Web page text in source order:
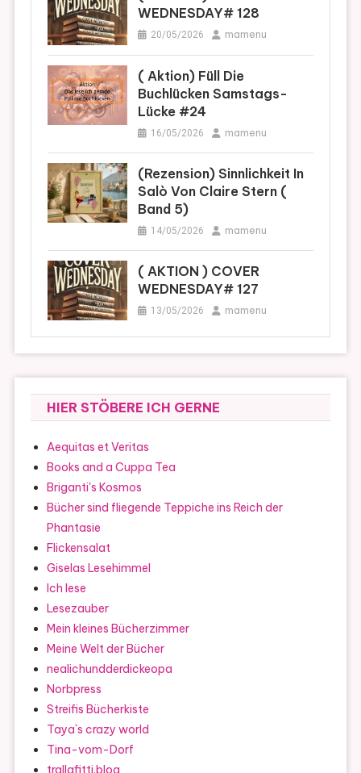
WEDNESDAY# 128
20/05/2026 mamenu
( Aktion) Füll Die
Buchlücken Samstags-
Lücke #24
16/05/2026 mamenu
(Rezension) Sinnlichkeit In
Salò Von Claire Stern (
Band 5)
14/05/2026 mamenu
( AKTION ) COVER
WEDNESDAY# 127
13/05/2026 mamenu
HIER STÖBERE ICH GERNE
Aequitas et Veritas
Books and a Cuppa Tea
Briganti's Kosmos
Bücher sind fliegende Teppiche ins Reich der
Phantasie
Flickensalat
Giselas Lesehimmel
Ich lese
Lesezauber
Mein kleines Bücherzimmer
Meine Welt der Bücher
nealichundderdickeopa
Norbpress
Streifis Bücherkiste
Taya`s crazy world
Tina-vom-Dorf
trallafitti.blog